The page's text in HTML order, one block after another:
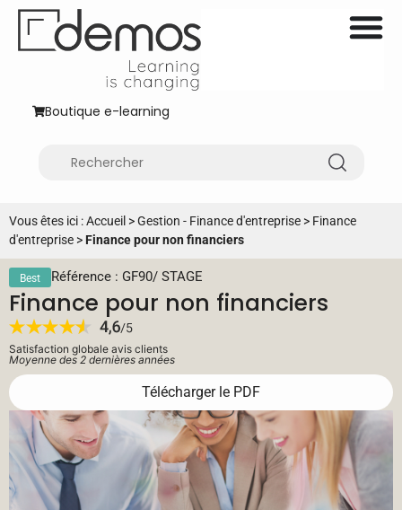
Boutique e-learning
Vous êtes ici :Accueil >Gestion - Finance d'entreprise > Finance
d'entreprise >Finance pour non financiers
Best Référence : GF90/ STAGE
Finance pour non financiers
Satisfaction globale avis clients
Moyenne des 2 dernières années
Télécharger le PDF